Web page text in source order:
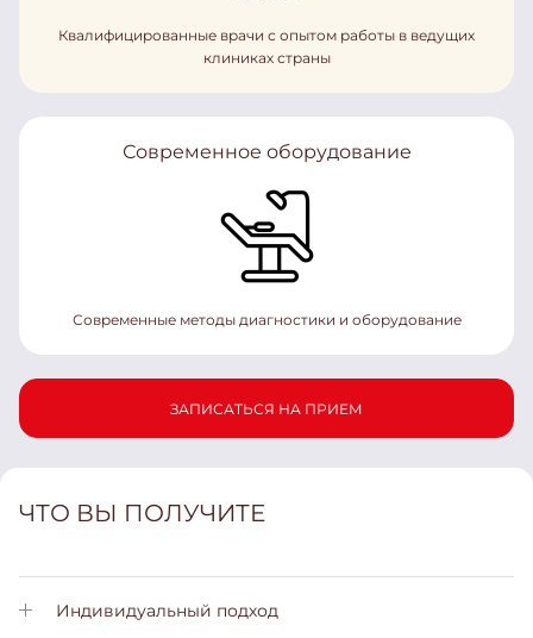
Квалифицированные врачи с опытом работы в ведущих
клиниках страны
Современное оборудование
Современные методы диагностики и оборудование
ЗАПИСАТЬСЯ НА ПРИЕМ
ЧТО ВЫ ПОЛУЧИТЕ
Индивидуальный подход